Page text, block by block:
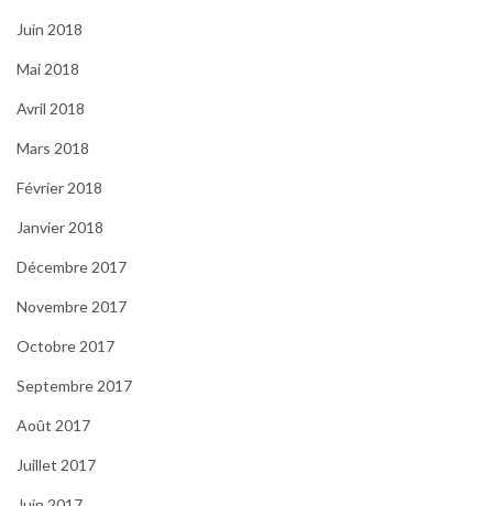
Juin 2018
Mai 2018
Avril 2018
Mars 2018
Février 2018
Janvier 2018
Décembre 2017
Novembre 2017
Octobre 2017
Septembre 2017
Août 2017
Juillet 2017